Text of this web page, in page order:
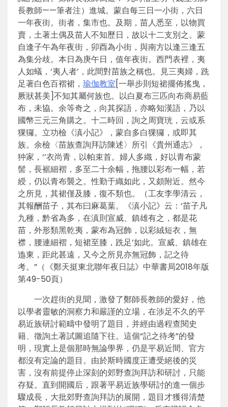
長教師——筆者注）進城。蒙自每三日一小街，六日
一年夜街。街者，集市也。及期，苗人悉至，以物買
賣，土著土偶及苗人不知歷日，故以十二支別之。蒙
自逢子午為年夜街，卯酉為小街，與南方以逢三逢五
為集分歧。本日為庚午日，值年夜街。西門表裡，夷
人如蟻，‘夷人者’，此間對苗族之稱也。見三夷婦，跣
足著白色百褶裙， 瑜伽教室[一舉步則短裙擺佈搖曳，
厥狀甚美]不知其屬何族也。以白夏布三匹向布商易藍
布，未協。余等奇之，向其探語，亦略知漢語，乃以
國幣三元三角購之。十二時回，詢之周寶珖，云或系
猓玀。立功檢《滇小記》，蒙自多白猓玀，或即其
族。余檢〈苗族查詢拜訪陳述〉所引《貴州通志》，
狆家，‘’衣尚青，以帕束首。婦人多織，好以青布蒙
髻，長裾細褶，多至二十余幅，拖腰以彩布一幅，若
綬，仍以青布襲之。性勤于織如此，又頗附近。然今
之所見，其裙僅及膝，復不類也。（工友李學清云，
其報酬苗子，其布曰麻葛葉。《滇小記》云：‘苗子凡
九種，黔省為多，在滇則宣威、鎮雄有之，都是花
苗，外形類黑乾夷，蒙布為冠飾，以彩絨短衣，無
襟，腰連細褶，短裙至膝，跣足’如此。宣威、鎮雄在
迆東，距此甚遠，又今之所見亦無冠飾，記之待
考。”（《鄭天挺東北聯年夜日誌》中華書局2018年版
第49-50頁）
一次趕街的見聞，激發了鄭師長教師的愛好，他
以學者靈敏的洞察力和嚴謹的立場，在涉足不久的平
易近族研討範疇中發明了題目，并經由過程查閱史
籍、徵詢土著試圖追隨下往。這個“記之待考”的發
明，現實上是個那時無論學界，仍是平易近間、官方
都沒有定論的題目。由於斯時國度正遭受絕後的災
害，沒有前提停止深刻的郊野查詢拜訪和研討，只能
存疑。直到開國后，跟著平易近族學研討的進一個步
驟成長，大批郊野查詢拜訪的展開，題目才獲得清楚